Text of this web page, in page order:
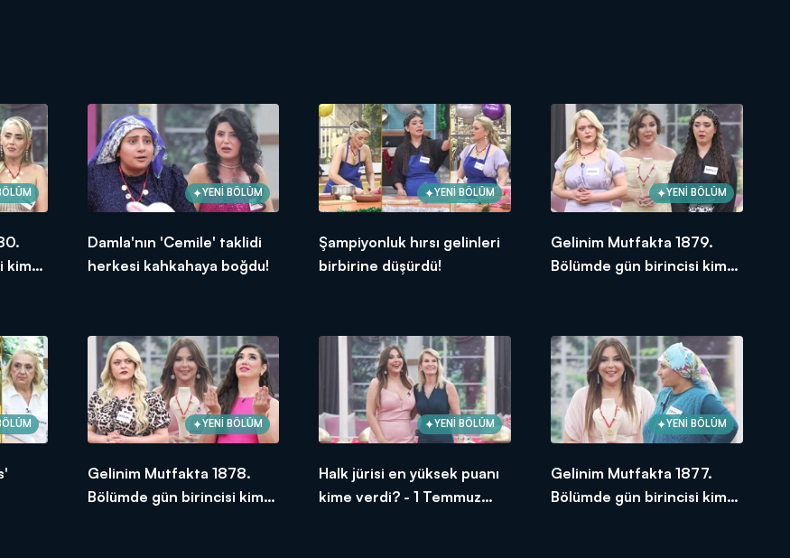
içi her gün Kanal D'de!
kim
YENİ BÖLÜM
Damla'nın 'Cemile' taklidi
herkesi kahkahaya boğdu!
YENİ BÖLÜM
Şampiyonluk hırsı gelinleri
birbirine düşürdü!
YENİ BÖLÜM
Gelinim Mutfakta 1879.
Bölümde gün birincisi kim
YENİ BÖLÜM
Gelinim Mutfakta 1878.
Bölümde gün birincisi kim
YENİ BÖLÜM
Halk jürisi en yüksek puanı
kime verdi? - 1 Temmuz
YENİ BÖLÜM
Gelinim Mutfakta 1877.
Bölümde gün birincisi kim